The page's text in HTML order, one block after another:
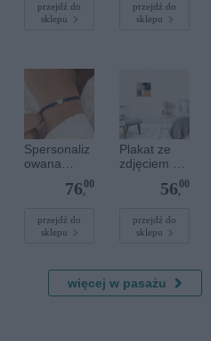
owana -
Srebrne
przejdź do
sklepu
przejdź do
sklepu
Spersonaliz
owana
bransoletka
sznurkowa -
Srebrne
serce
76,
00
przejdź do
sklepu
Plakat ze
zdjęciem 30
56,
00
przejdź do
sklepu
więcej w pasażu